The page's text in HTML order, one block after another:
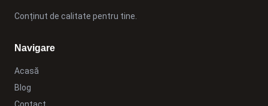
Conținut de calitate pentru tine.
Navigare
Acasă
Blog